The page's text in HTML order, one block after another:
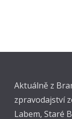
Aktuálně z
zpravodajství
Labem, Staré